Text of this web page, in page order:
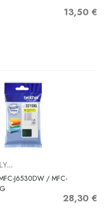
Precio
13,50 €
J6530DW / MFC-
Precio
28,30 €